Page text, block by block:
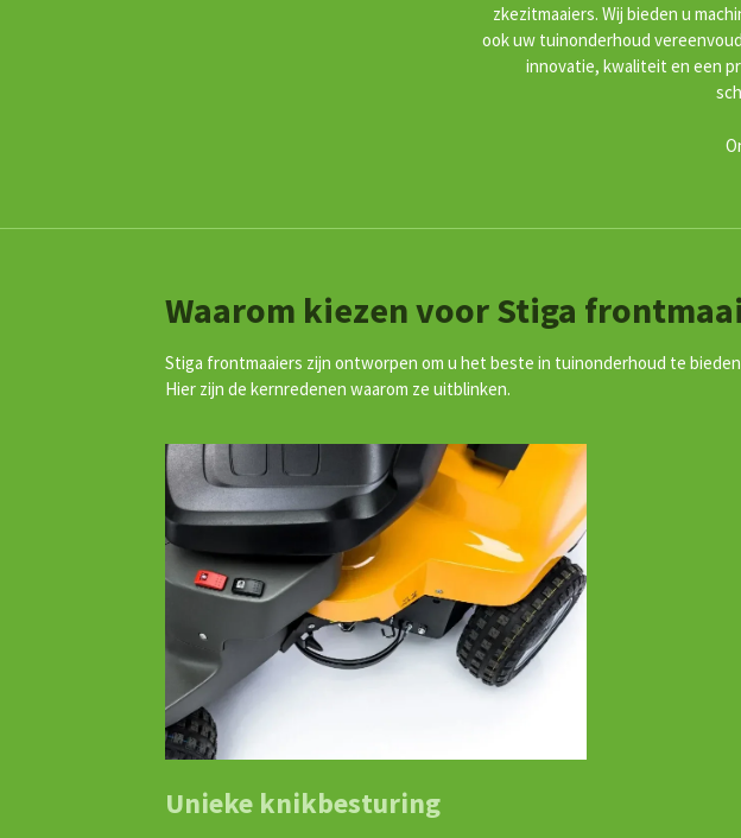
zkezitmaaiers. Wij bieden u
ook uw tuinonderhoud
innovatie, kwaliteit en een
Waarom kiezen voor Stiga
Stiga frontmaaiers zijn ontworpen om u het beste in tuinonderhoud te
Hier zijn de kernredenen waarom ze uitblinken.
Unieke knikbesturing